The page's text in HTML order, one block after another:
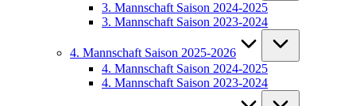
3. Mannschaft Saison 2024-2025
3. Mannschaft Saison 2023-2024
4. Mannschaft Saison 2025-2026
4. Mannschaft Saison 2024-2025
4. Mannschaft Saison 2023-2024